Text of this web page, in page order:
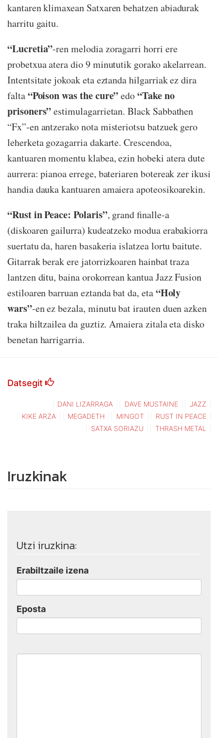
kantaren klimaxean Satxaren behatzen abiadurak
harritu gaitu.
“Lucretia”-ren melodia zoragarri horri ere
probetxua atera dio 9 minututik gorako akelarrean.
Intentsitate jokoak eta eztanda hilgarriak ez dira
falta“Poison was the cure”edo“Take no
prisoners”estimulagarrietan. Black Sabbathen
“Fx”-en antzerako nota misteriotsu batzuek gero
leherketa gozagarria dakarte. Crescendoa,
kantuaren momentu klabea, ezin hobeki atera dute
aurrera: pianoa errege, bateriaren botereak zer ikusi
handia dauka kantuaren amaiera apoteosikoarekin.
“Rust in Peace: Polaris”, grand finalle-a
(diskoaren gailurra) kudeatzeko modua erabakiorra
suertatu da, haren basakeria islatzea lortu baitute.
Gitarrak berak ere jatorrizkoaren hainbat traza
lantzen ditu, baina orokorrean kantua Jazz Fusion
estiloaren barruan eztanda bat da, eta“Holy
wars”-en ez bezala, minutu bat irauten duen azken
traka hiltzailea da guztiz. Amaiera zitala eta disko
benetan harrigarria.
Datsegit
DANI LIZARRAGA DAVE MUSTAINE
JAZZ
KIKE ARZA
MEGADETH MINGOT
RUST IN PEACE
SATXA SORIAZU
THRASH METAL
Iruzkinak
Utzi iruzkina:
Erabiltzaile izena
Eposta